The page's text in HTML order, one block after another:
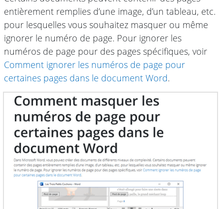
entièrement remplies d’une image, d’un tableau, etc.
pour lesquelles vous souhaitez masquer ou même
ignorer le numéro de page. Pour ignorer les
numéros de page pour des pages spécifiques, voir
Comment ignorer les numéros de page pour
certaines pages dans le document Word.